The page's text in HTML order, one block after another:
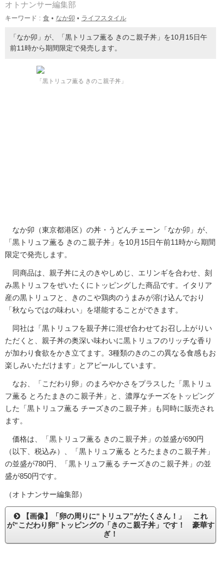
オトナンサー編集部
キーワード : 食 • なか卯 • ライフスタイル
「なか卯」が、「黒トリュフ薫る きのこ親子丼」を10月15日午
前11時から期間限定で発売します。
「黒トリュフ薫る きのこ親子丼」
なか卯（東京都港区）の丼・うどんチェーン「なか卯」が、
「黒トリュフ薫る きのこ親子丼」を10月15日午前11時から期間
限定で発売します。
同商品は、親子丼にえのきやしめじ、エリンギを合わせ、刻
み黒トリュフをぜいたくにトッピングした商品です。イタリア
産の黒トリュフと、きのこや鶏肉のうまみが溶け込んでおり
「秋ならではの味わい」を堪能することができます。
同社は「黒トリュフを親子丼に混ぜ合わせてお召し上がりい
ただくと、親子丼の奥深い味わいに黒トリュフのリッチな香り
が加わり食欲をかき立てます。3種類のきのこの異なる食感もお
楽しみいただけます」とアピールしています。
なお、「こだわり卵」のまろやかさをプラスした「黒トリュ
フ薫る とろたまきのこ親子丼」と、濃厚なチーズをトッピング
した「黒トリュフ薫る チーズきのこ親子丼」も同時に販売され
ます。
価格は、「黒トリュフ薫る きのこ親子丼」の並盛が690円
（以下、税込み）、「黒トリュフ薫る とろたまきのこ親子丼」
の並盛が780円、「黒トリュフ薫る チーズきのこ親子丼」の並
盛が850円です。
（オトナンサー編集部）
【画像】「卵の周りに“トリュフ”がたくさん！」 これ
が“こだわり卵”トッピングの「きのこ親子丼」です！ 豪華す
ぎ！